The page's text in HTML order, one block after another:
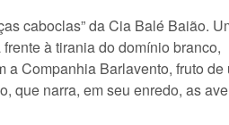
caboclas” da Cia Balé Baião.
à tirania do domínio branco,
a Companhia Barlavento, fruto de
que narra, em seu enredo, as